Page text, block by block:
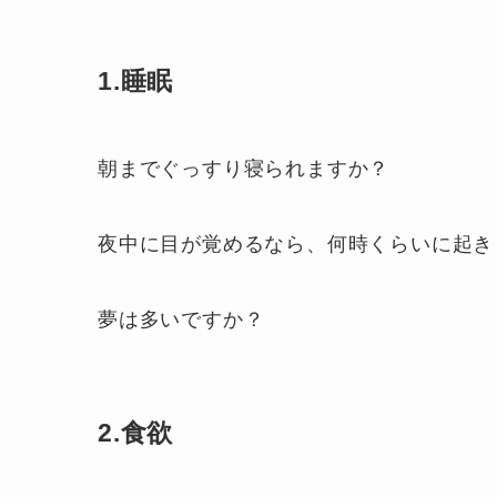
1.睡眠
朝までぐっすり寝られますか？
夜中に目が覚めるなら、何時くらいに起
夢は多いですか？
2.食欲